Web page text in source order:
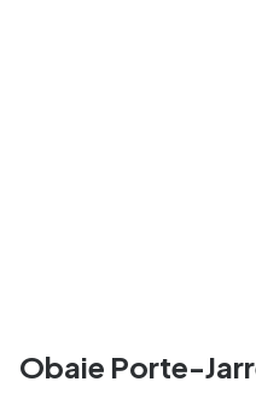
Obaie Porte-